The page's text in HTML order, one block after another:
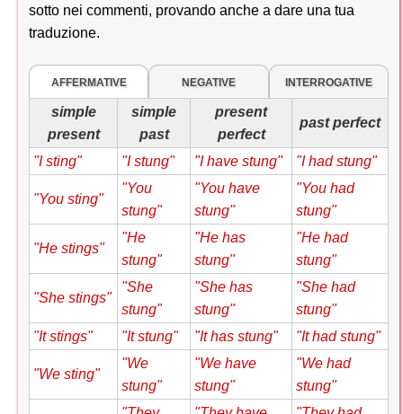
sotto nei commenti, provando anche a dare una tua
traduzione.
AFFERMATIVE NEGATIVE INTERROGATIVE
simple
present
simple
past
present
perfect
past perfect
"I sting" "I stung" "I have stung" "I had stung"
"You sting"
"You
stung"
"You have
stung"
"You had
stung"
"He stings"
"He
stung"
"He has
stung"
"He had
stung"
"She stings"
"She
stung"
"She has
stung"
"She had
stung"
"It stings"
"It stung" "It has stung" "It had stung"
"We sting"
"We
stung"
"We have
stung"
"We had
stung"